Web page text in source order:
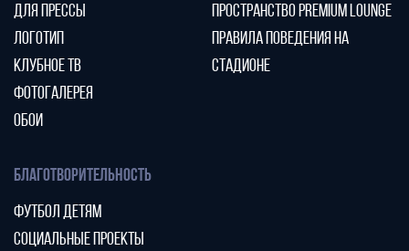
ДЛЯ ПРЕССЫ
ЛОГОТИП
КЛУБНОЕ ТВ
ФОТОГАЛЕРЕЯ
ОБОИ
ПРОСТРАНСТВО PREMIUM LOUNGE
ПРАВИЛА ПОВЕДЕНИЯ НА
СТАДИОНЕ
БЛАГОТВОРИТЕЛЬНОСТЬ
ФУТБОЛ ДЕТЯМ
СОЦИАЛЬНЫЕ ПРОЕКТЫ